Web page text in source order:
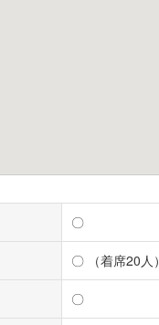
〇
〇 （着席20人）
〇